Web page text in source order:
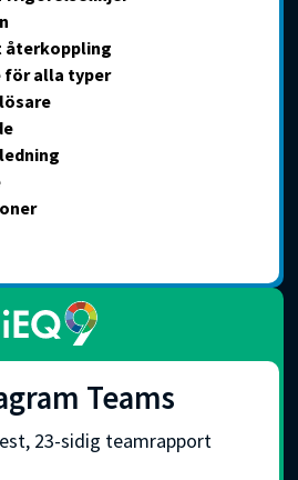
återkoppling
för alla typer
Teams
23-sidig teamrapport